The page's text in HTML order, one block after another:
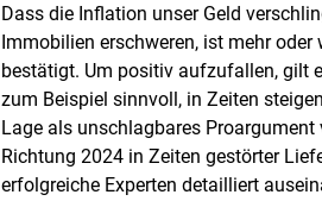
Dass die Inflation unser Geld
Immobilien erschweren, ist mehr
bestätigt. Um positiv aufzufallen, gilt
zum Beispiel sinnvoll, in Zeiten
Lage als unschlagbares
Richtung 2024 in Zeiten gestörter
erfolgreiche Experten detailliert